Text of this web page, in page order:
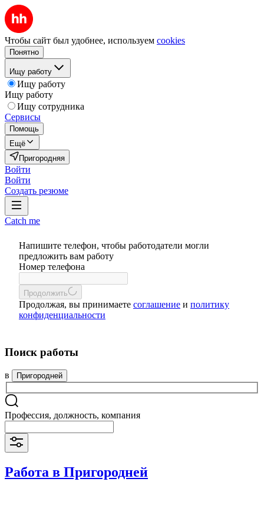
Чтобы сайт был удобнее, используем cookies
Понятно
Ищу работу
Ищу работу
Ищу работу
Ищу сотрудника
Сервисы
Помощь
Ещё
Пригородняя
Войти
Войти
Создать резюме
Catch me
Напишите телефон, чтобы работодатели могли
предложить вам работу
Номер телефона
Продолжить
Продолжая, вы принимаете соглашение и политику
конфиденциальности
Поиск работы
в Пригородней
Профессия, должность, компания
Работа в Пригородней